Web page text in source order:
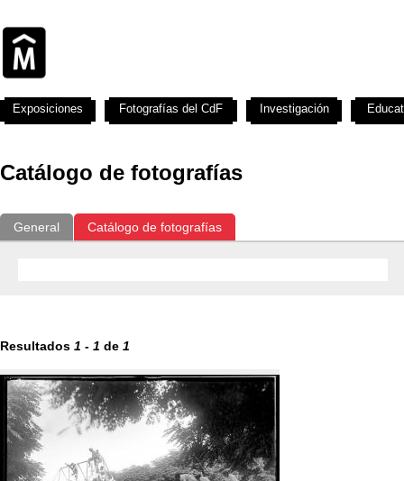
Catálogo de fotografías
General Catálogo de fotografías
Resultados 1 - 1 de 1
Exposiciones Fotografías del CdF Investigación